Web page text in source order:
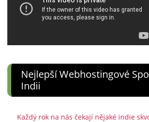
Nejlepší Webhostingové
Indii
Každý rok na nás čekají nějaké indie